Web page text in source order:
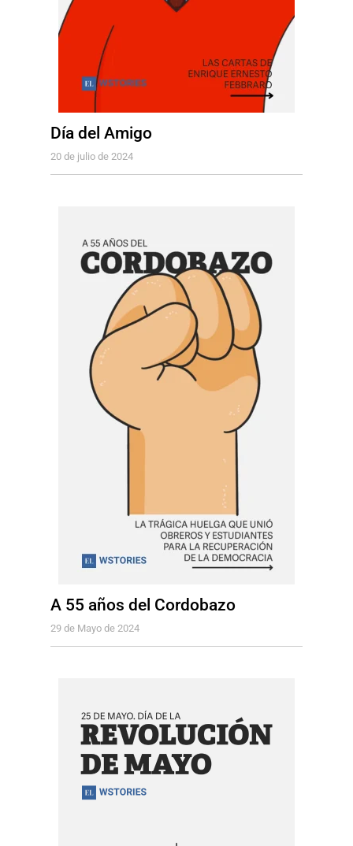
Día del Amigo
20 de julio de 2024
A 55 años del Cordobazo
29 de Mayo de 2024